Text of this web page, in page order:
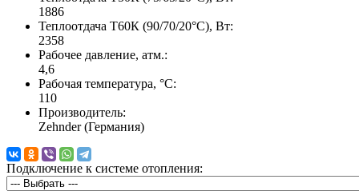
1886
Теплоотдача Т60К (90/70/20°C), Вт:
2358
Рабочее давление, атм.:
4,6
Рабочая температура, °C:
110
Производитель:
Zehnder (Германия)
Подключение к системе отопления: